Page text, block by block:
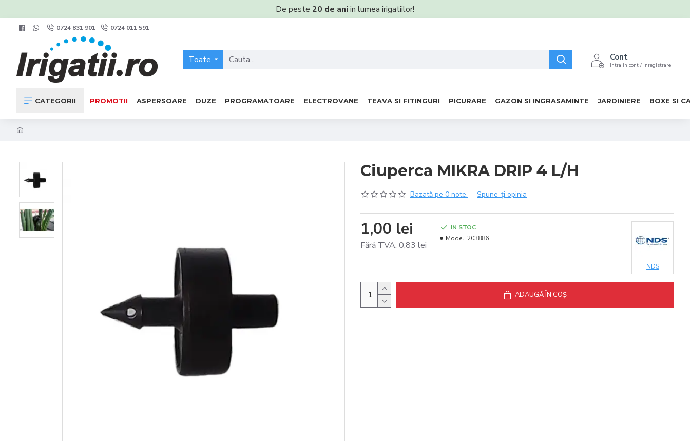
De peste 20 de ani in lumea irigatiilor!
0724 831 901 0724 011 591
Toate Cont
Intra in cont / Inregistrare
CATEGORII PROMOTII ASPERSOARE DUZE PROGRAMATOARE ELECTROVANE TEAVA SI FITINGURI PICURARE GAZON SI INGRASAMINTE JARDINIERE BOXE SI
Ciuperca MIKRA DRIP 4 L/H
Bazată pe 0 note. - Spune-ţi opinia
1,00 lei
Fără TVA: 0,83 lei
IN STOC
Model: 203886
NDS
ADAUGĂ ÎN COŞ